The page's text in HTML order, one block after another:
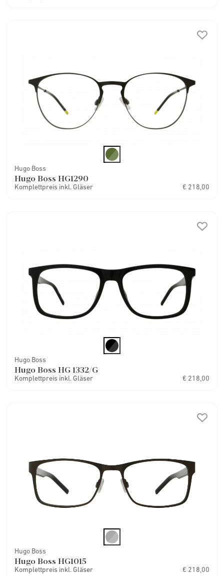
Hugo Boss
Hugo Boss HG1290
Komplettpreis inkl. Gläser € 218,00
Hugo Boss
Hugo Boss HG 1332/G
Komplettpreis inkl. Gläser € 218,00
Hugo Boss
Hugo Boss HG1015
Komplettpreis inkl. Gläser € 218,00